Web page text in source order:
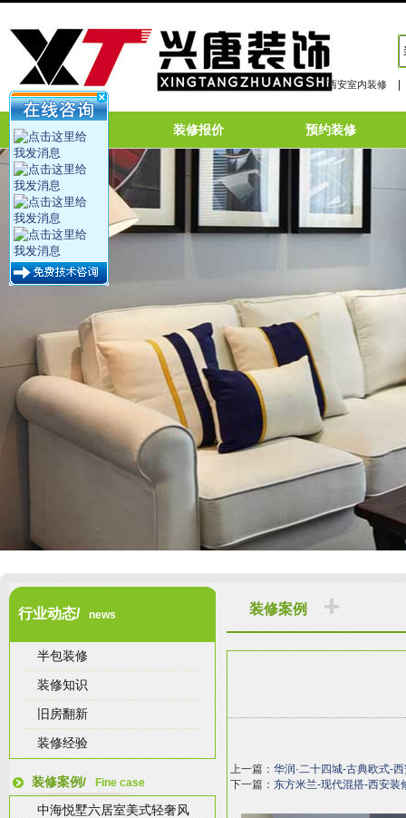
西安室内装修
网站首页 装修报价 预约装修
行业动态/ news
半包装修
装修知识
旧房翻新
装修经验
装修案例/ Fine case
中海悦墅六居室美式轻奢风
装修案例
上一篇： 华润·二十四城-古典欧式-
下一篇： 东方米兰-现代混搭-西安装